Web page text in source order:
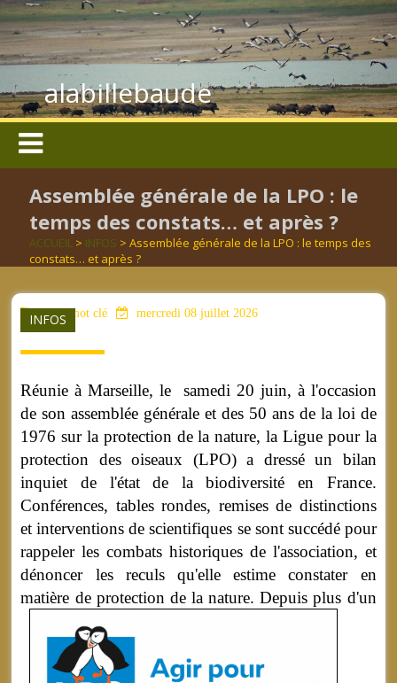
alabillebaude
Assemblée générale de la LPO : le
temps des constats… et après ?
ACCUEIL > INFOS > Assemblée générale de la LPO : le temps des
constats… et après ?
INFOS
aucun mot clé mercredi 08 juillet 2026
Réunie à Marseille, le samedi 20 juin, à l'occasion
de son assemblée générale et des 50 ans de la loi de
1976 sur la protection de la nature, la Ligue pour la
protection des oiseaux (LPO) a dressé un bilan
inquiet de l'état de la biodiversité en France.
Conférences, tables rondes, remises de distinctions
et interventions de scientifiques se sont succédé pour
rappeler les combats historiques de l'association, et
dénoncer les reculs qu'elle estime constater en
matière de protection de la nature.Depuis plus d'un